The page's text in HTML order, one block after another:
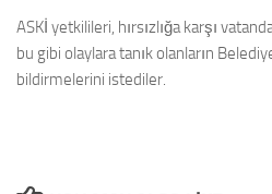
ASKİ yetkilileri, hırsızlığa karşı
bu gibi olaylara tanık olanların
bildirmelerini istediler.